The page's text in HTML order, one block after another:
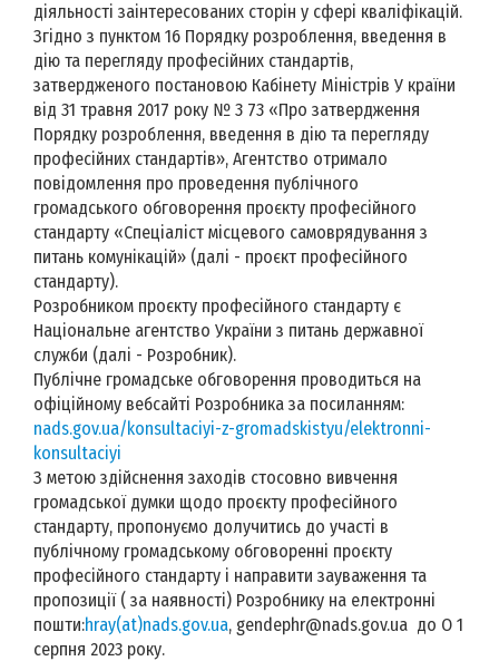
діяльності заінтересованих сторін у сфері кваліфікацій.
Згідно з пунктом 16 Порядку розроблення, введення в
дію та перегляду професійних стандартів,
затвердженого постановою Кабінету Міністрів У країни
від 31 травня 2017 року № 3 73 «Про затвердження
Порядку розроблення, введення в дію та перегляду
професійних стандартів», Агентство отримало
повідомлення про проведення публічного
громадського обговорення проєкту професійного
стандарту «Спеціаліст місцевого самоврядування з
питань комунікацій» (далі - проєкт професійного
стандарту).
Розробником проєкту професійного стандарту є
Національне агентство України з питань державної
служби (далі - Розробник).
Публічне громадське обговорення проводиться на
офіційному вебсайті Розробника за посиланням:
nads.gov.ua/konsultaciyi-z-gromadskistyu/elektronni-
konsultaciyi
З метою здійснення заходів стосовно вивчення
громадської думки щодо проєкту професійного
стандарту, пропонуємо долучитись до участі в
публічному громадському обговоренні проєкту
професійного стандарту і направити зауваження та
пропозиції ( за наявності) Розробнику на електронні
пошти:hray(at)nads.gov.ua, gendephr@nads.gov.ua до О 1
серпня 2023 року.